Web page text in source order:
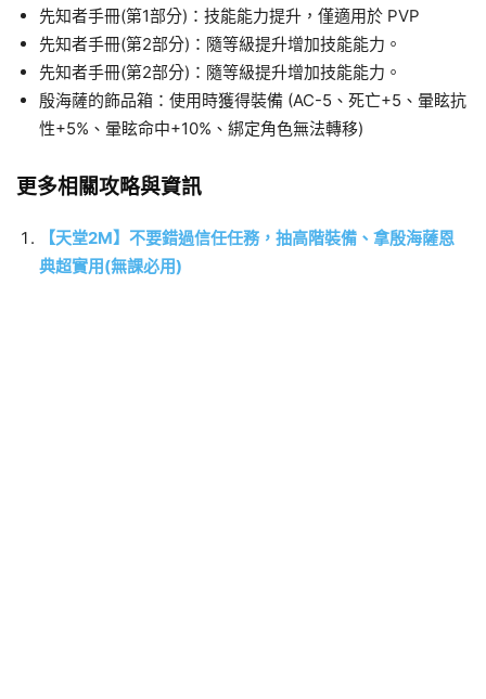
先知者手冊(第1部分)：技能能力提升，僅適用於 PVP
先知者手冊(第2部分)：隨等級提升增加技能能力。
先知者手冊(第2部分)：隨等級提升增加技能能力。
殷海薩的飾品箱：使用時獲得裝備 (AC-5、死亡+5、暈眩抗
性+5%、暈眩命中+10%、綁定角色無法轉移)
更多相關攻略與資訊
【天堂2M】不要錯過信任任務，抽高階裝備、拿殷海薩恩
典超實用(無課必用)